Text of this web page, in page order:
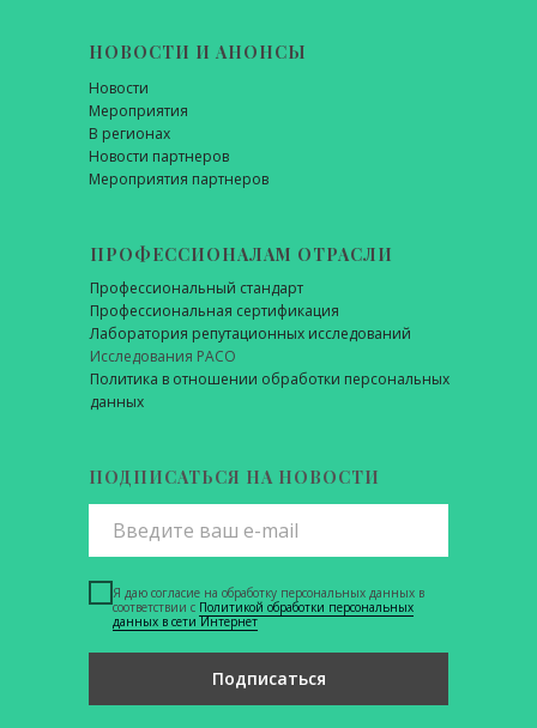
НОВОСТИ И АНОНСЫ
Новости
Мероприятия
В регионах
Новости партнеров
Мероприятия партнеров
ПРОФЕССИОНАЛАМ ОТРАСЛИ
Профессиональный стандарт
Профессиональная сертификация
Лаборатория репутационных исследований
Исследования РАСО
Политика в отношении обработки персональных
данных
Я даю согласие на обработку персональных данных в
соответствии с Политикой обработки персональных
данных в сети Интернет
Подписаться
ПОДПИСАТЬСЯ НА НОВОСТИ